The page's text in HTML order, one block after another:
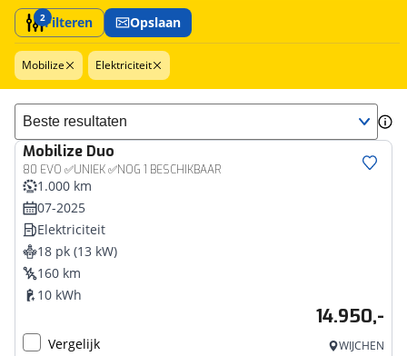
2Filteren Opslaan
Mobilize Elektriciteit
Sorteer resultaten
Mobilize Duo
80 EVO ✅UNIEK ✅NOG 1 BESCHIKBAAR
1.000 km
07-2025
Elektriciteit
18 pk (13 kW)
160 km
10 kWh
14.950,-
Vergelijk WIJCHEN